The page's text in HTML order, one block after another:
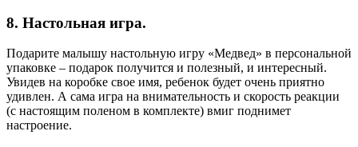
8.​ Настольная игра.
Подарите малышу настольную игру «Медвед» в персональной
упаковке – подарок получится и полезный, и интересный.
Увидев на коробке свое имя, ребенок будет очень приятно
удивлен. А сама игра на внимательность и скорость реакции
(с настоящим поленом в комплекте) вмиг поднимет
настроение.